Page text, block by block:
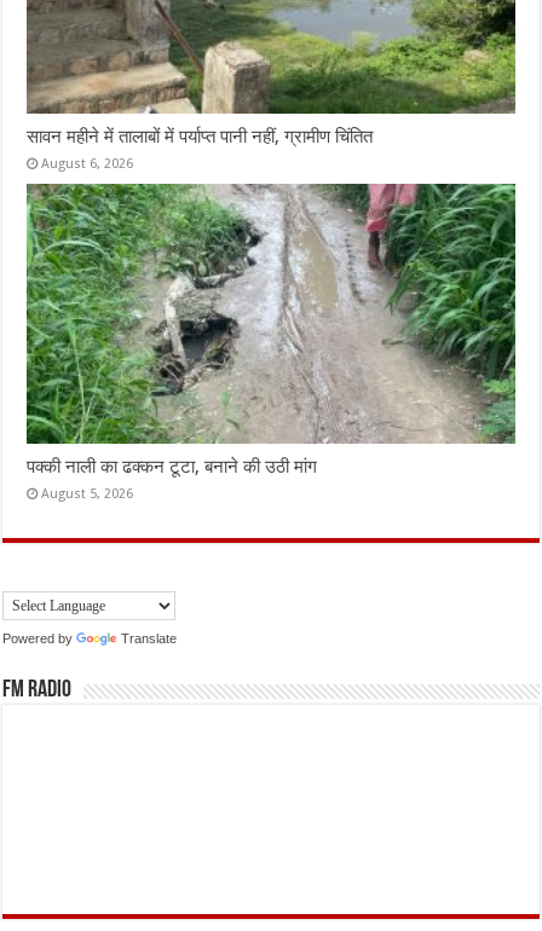
सावन महीने में तालाबों में पर्याप्त पानी नहीं, ग्रामीण चिंतित
August 6, 2026
पक्की नाली का ढक्कन टूटा, बनाने की उठी मांग
August 5, 2026
Powered by Translate
FM Radio